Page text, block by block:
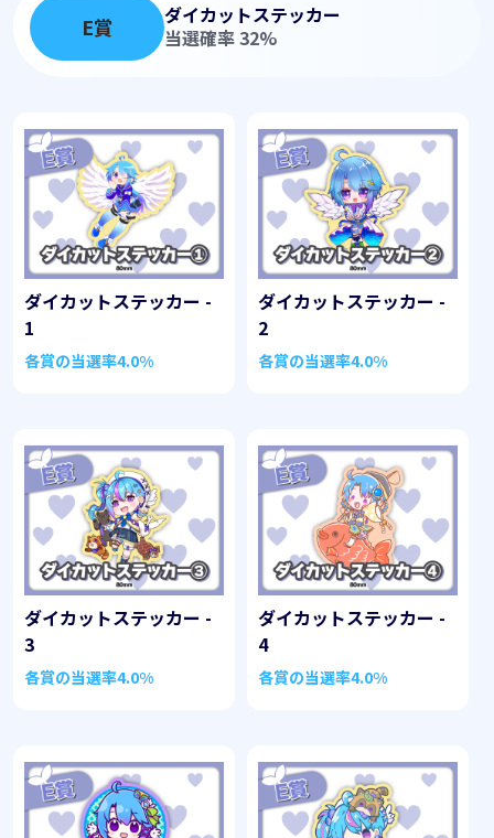
E賞
ダイカットステッカー
当選確率 32%
ダイカットステッカー -
1
各賞の当選率4.0%
ダイカットステッカー -
2
各賞の当選率4.0%
ダイカットステッカー -
3
各賞の当選率4.0%
ダイカットステッカー -
4
各賞の当選率4.0%